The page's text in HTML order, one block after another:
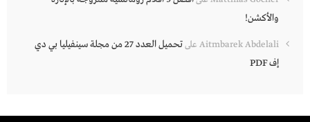
والأكشن!
Aitmbarek Abdelali على
تحميل العدد 27 من مجلة سينفيليا بي دي
إف PDF